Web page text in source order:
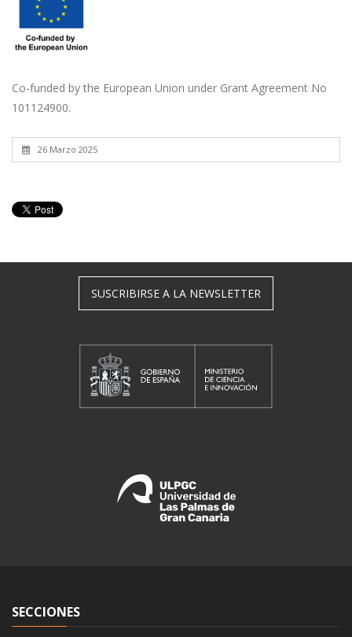
Co-funded by the European Union under Grant Agreement No
101124900.
26 Marzo 2025
SUSCRIBIRSE A LA NEWSLETTER
SECCIONES